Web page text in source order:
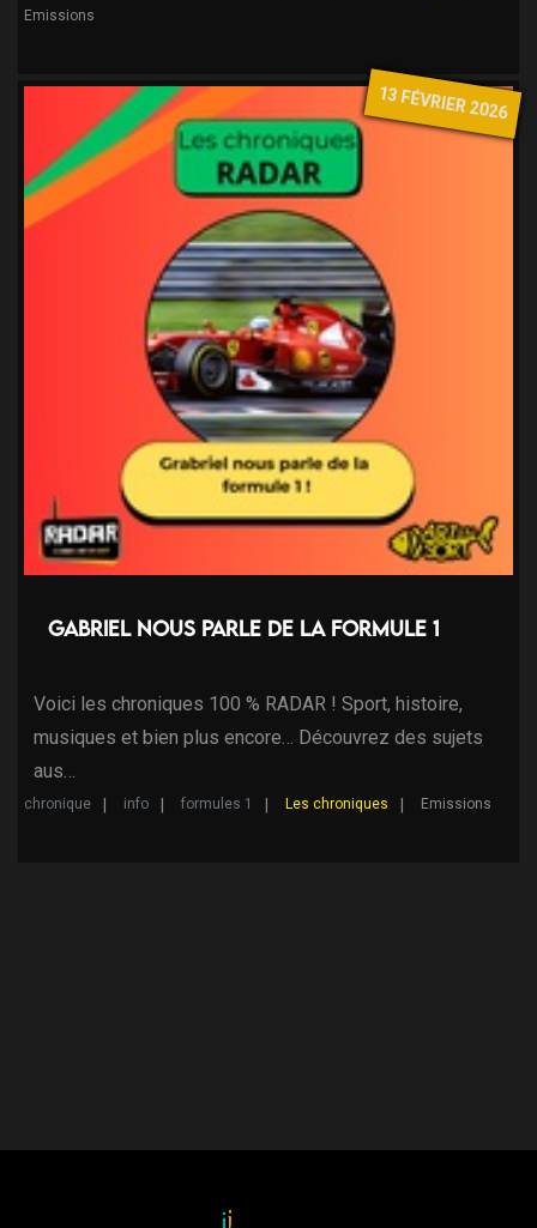
Emissions
13 FÉVRIER 2026
Gabriel nous parle de la formule 1
Voici les chroniques 100 % RADAR ! Sport, histoire,
musiques et bien plus encore… Découvrez des sujets
aus…
chronique info formules 1 Les chroniques Emissions